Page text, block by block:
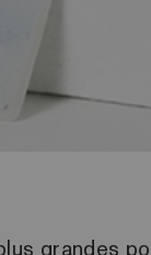
grandes